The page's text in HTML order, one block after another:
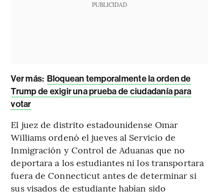
PUBLICIDAD
Ver más: Bloquean temporalmente la orden de
Trump de exigir una prueba de ciudadanía para
votar
El juez de distrito estadounidense Omar
Williams ordenó el jueves al Servicio de
Inmigración y Control de Aduanas que no
deportara a los estudiantes ni los transportara
fuera de Connecticut antes de determinar si
sus visados de estudiante habían sido